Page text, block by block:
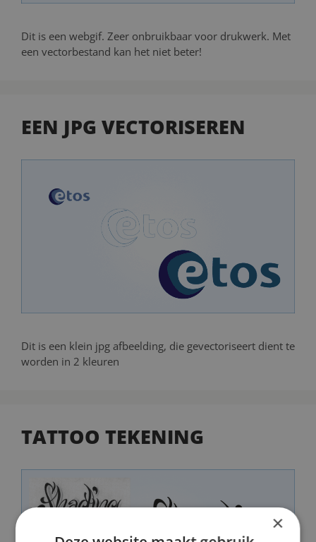
Dit is een webgif. Zeer onbruikbaar voor drukwerk. Met
een vectorbestand kan het niet beter!
EEN JPG VECTORISEREN
Dit is een klein jpg afbeelding, die gevectoriseert dient te
worden in 2 kleuren
TATTOO TEKENING
×